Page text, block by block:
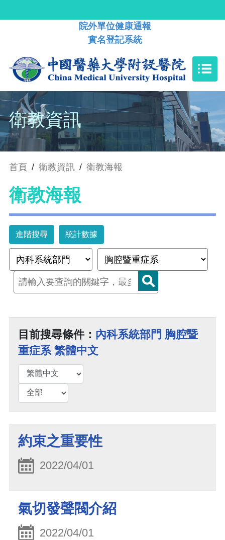
院外單位健康通報
實名登記系統
衛教資訊
首頁 / 衛教資訊 / 衛教海報
衛教海報
進階搜尋 統計數據
目前搜尋條件： 內科系統部門 胸腔暨
重症系 繁體中文
約束之重要性
2022/04/01
氣切發聲閥介紹
2022/04/01